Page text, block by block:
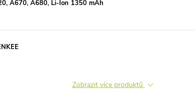
A670, A680, Li-Ion 1350 mAh
Zobrazit více produktů